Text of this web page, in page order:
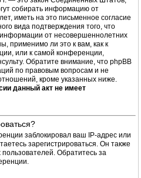
собирать информацию от
иметь на это письменное согласие
вида подтверждения того, что
от несовершеннолетних
применимо ли это к вам, как к
или к самой конференции,
Обратите внимание, что phpBB
по правовым вопросам и не
кроме указанных ниже.
данный акт не имеет
заблокировал ваш IP-адрес или
зарегистрироваться. Он также
Обратитесь за